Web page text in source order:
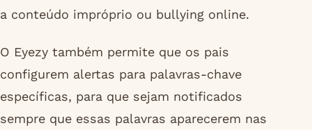
a conteúdo impróprio ou bullying online.
O Eyezy também permite que os pais
configurem alertas para palavras-chave
específicas, para que sejam notificados
sempre que essas palavras aparecerem nas